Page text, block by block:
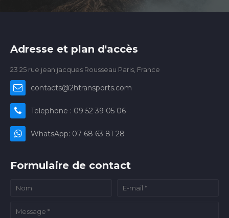
Adresse et plan d'accès
23 25 rue jean jacques Rousseau Paris, France
contacts@2htransports.com
Telephone : 09 52 39 05 06
WhatsApp: 07 68 63 81 28
Formulaire de contact